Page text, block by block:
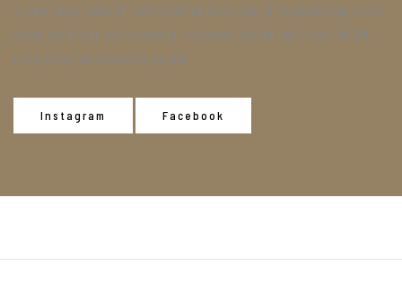
te gebruiken. Video of reclame die op instagram of facebook gepromoot
wordt wordt hier ook neergezet. kan eventueel ook linken naar de DM
lIving Instagram/facebook pagina.
Instagram Facebook